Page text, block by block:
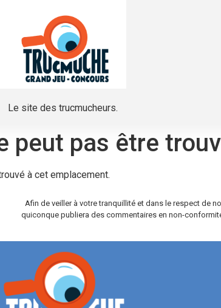
Le site des trucmucheurs.
peut pas être
à cet emplacement.
Afin de veiller à votre tranquillité et dans le respect de
quiconque publiera des commentaires en non-